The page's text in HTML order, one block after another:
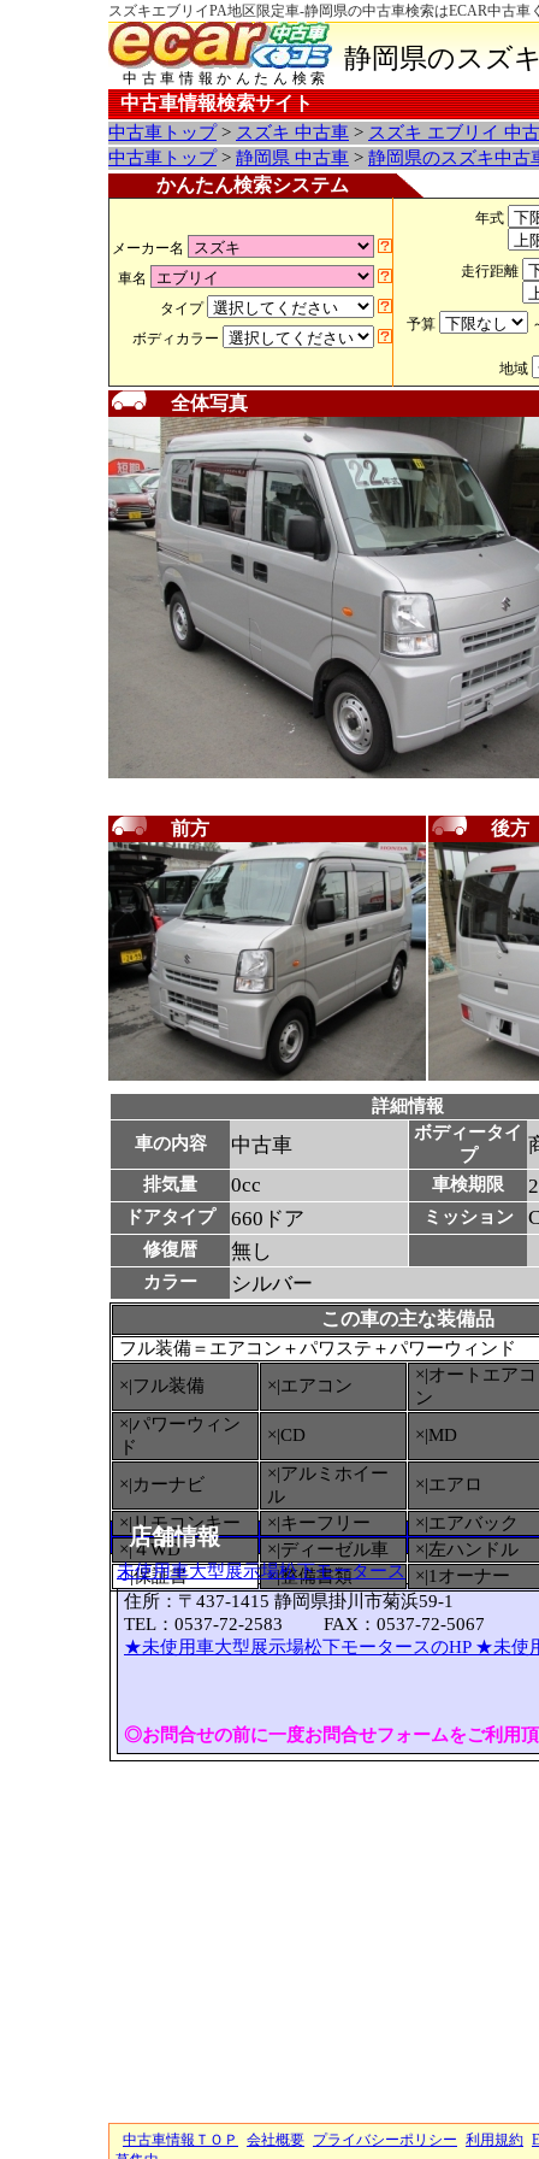
スズキエブリイPA地区限定車-静岡県の中古車検索はECAR中古車
中古車情報かんたん検索
静岡県のスズ
中古車情報検索サイト
中古車トップ> スズキ 中古車 > スズキ エブリイ 中
中古車トップ> 静岡県 中古車 > 静岡県のスズキ中古
かんたん検索システム
メーカー名
車名
タイプ
ボディカラー
年式
走行距離
予算
地域
全体写真
前方 後方
詳細情報
車の内容
中古車
ボディータイ
プ
排気量 0cc 車検期限
ドアタイプ 660ドア ミッション
修復暦 無し
カラー シルバー
この車の主な装備品
フル装備＝エアコン＋パワステ＋パワーウィンド
×|フル装備
×|エアコン
×|オートエアコ
ン
×|パワーウィン
ド
×|CD ×|MD
×|カーナビ
×|アルミホイー
ル
×|エアロ
×|リモコンキー
×|キーフリー
×|エアバック
×|４WD
×|ディーゼル車
×|左ハンドル
○|保証書 ×|整備書類 ×|1オーナー
店舗情報
未使用車大型展示場松下モータース
住所：〒437-1415 静岡県掛川市菊浜59-1
TEL：0537-72-2583 FAX：0537-72-5067
★未使用車大型展示場松下モータースのHP ★未使
◎お問合せの前に一度お問合せフォームをご利用
中古車情報ＴＯＰ 会社概要 プライバシーポリシー 利用規約